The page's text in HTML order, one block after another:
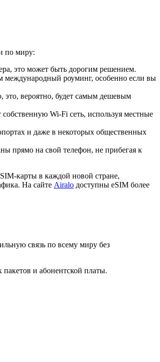
по миру:
это может быть дорогим решением.
международный роуминг, особенно если вы
вероятно, будет самым дешевым
Wi-Fi сеть, используя местные
и даже в некоторых общественных
прямо на свой телефон, не прибегая к
карты в каждой новой стране,
На сайте Airalo доступны eSIM более
связь по всему миру без
и абонентской платы.